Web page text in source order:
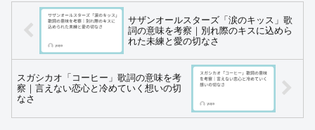
サザンオールスターズ「涙のキッス」歌
詞の意味を考察｜別れ際のキスに込めら
れた未練と愛の切なさ
スガシカオ「コーヒー」歌詞の意味を考
察｜言えない恋心と冷めていく想いの切
なさ